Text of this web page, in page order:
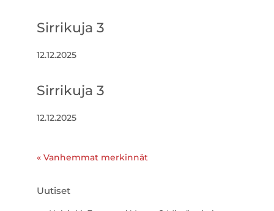
Sirrikuja 3
12.12.2025
Sirrikuja 3
12.12.2025
« Vanhemmat merkinnät
Uutiset